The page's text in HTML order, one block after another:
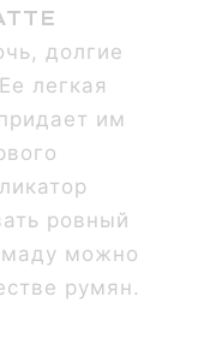
долгие
легкая
им
ровный
можно
румян.